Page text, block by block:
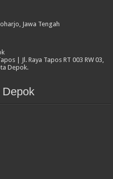
Jawa Tengah
| Jl. Raya Tapos RT 003 RW 03,
Depok.
Depok